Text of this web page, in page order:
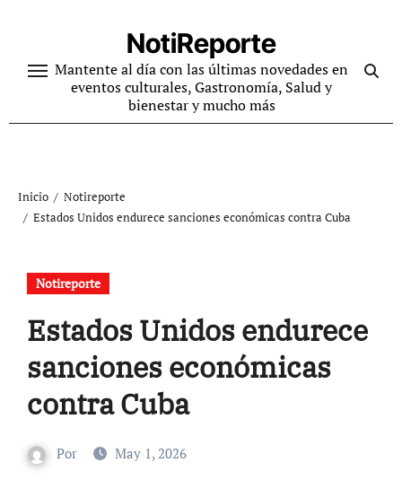
contenido
NotiReporte
Mantente al día con las últimas novedades en
eventos culturales, Gastronomía, Salud y
bienestar y mucho más
Inicio
Notireporte
Estados Unidos endurece sanciones económicas contra Cuba
Notireporte
Estados Unidos endurece
sanciones económicas
contra Cuba
Por May 1, 2026